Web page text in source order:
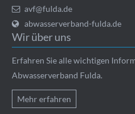
avf@fulda.de
abwasserverband-fulda.de
Wir über uns
Erfahren Sie alle wichtigen
Abwasserverband Fulda.
Mehr erfahren